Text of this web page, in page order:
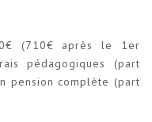
(710€ après le 1er
pédagogiques (part
pension complète (part